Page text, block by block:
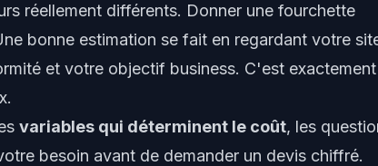
réellement différents. Donner une fourchette
bonne estimation se fait en regardant votre
et votre objectif business. C'est
variables qui déterminent le coût, les
besoin avant de demander un devis chiffré.